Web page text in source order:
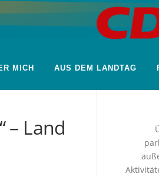
MICH AUS DEM LANDTAG
– Land